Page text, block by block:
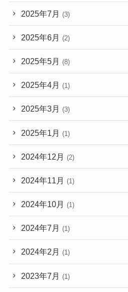
2025年7月 (3)
2025年6月 (2)
2025年5月 (8)
2025年4月 (1)
2025年3月 (3)
2025年1月 (1)
2024年12月 (2)
2024年11月 (1)
2024年10月 (1)
2024年7月 (1)
2024年2月 (1)
2023年7月 (1)